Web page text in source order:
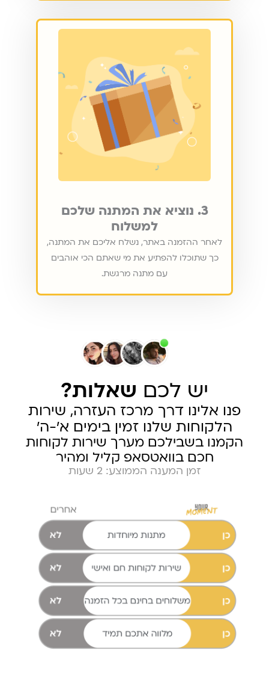
3. נוציא את המתנה שלכם
למשלוח
לאחר ההזמנה באתר, נשלח אליכם את המתנה,
כך שתוכלו להפתיע את מי שאתם הכי אוהבים
עם מתנה מרגשת.
יש לכם שאלות?
פנו אלינו דרך מרכז העזרה, שירות
הלקוחות שלנו זמין בימים א׳-ה׳
הקמנו בשבילכם מערך שירות לקוחות
חכם בוואטסאפ קליל ומהיר
זמן המענה הממוצע: 2 שעות